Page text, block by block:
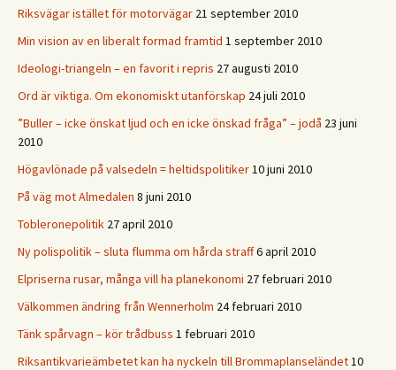
Riksvägar istället för motorvägar 21 september 2010
Min vision av en liberalt formad framtid 1 september 2010
Ideologi-triangeln – en favorit i repris 27 augusti 2010
Ord är viktiga. Om ekonomiskt utanförskap 24 juli 2010
”Buller – icke önskat ljud och en icke önskad fråga” – jodå 23 juni
2010
Högavlönade på valsedeln = heltidspolitiker10 juni 2010
På väg mot Almedalen 8 juni 2010
Tobleronepolitik 27 april 2010
Ny polispolitik – sluta flumma om hårda straff6 april 2010
Elpriserna rusar, många vill ha planekonomi 27 februari 2010
Välkommen ändring från Wennerholm 24 februari 2010
Tänk spårvagn – kör trådbuss 1 februari 2010
Riksantikvarieämbetet kan ha nyckeln till Brommaplanseländet10